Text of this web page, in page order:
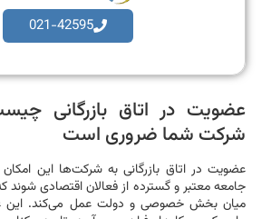
021-42595
عضویت در اتاق بازرگانی
شرکت شما ضروری است
عضویت در اتاق بازرگانی به شرکت‌ها این
جامعه معتبر و گسترده از فعالان اقتصادی
میان بخش خصوصی و دولت عمل می‌کند. این